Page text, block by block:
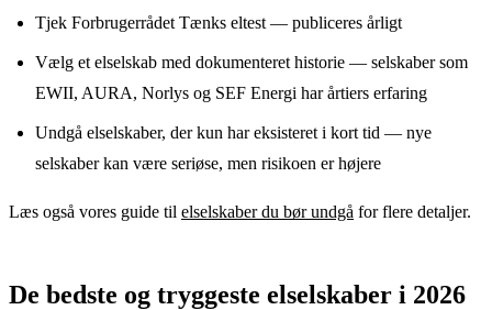
Tjek Forbrugerrådet Tænks eltest — publiceres årligt
Vælg et elselskab med dokumenteret historie — selskaber som
EWII, AURA, Norlys og SEF Energi har årtiers erfaring
Undgå elselskaber, der kun har eksisteret i kort tid — nye
selskaber kan være seriøse, men risikoen er højere
Læs også vores guide til elselskaber du bør undgå for flere detaljer.
De bedste og tryggeste elselskaber i 2026